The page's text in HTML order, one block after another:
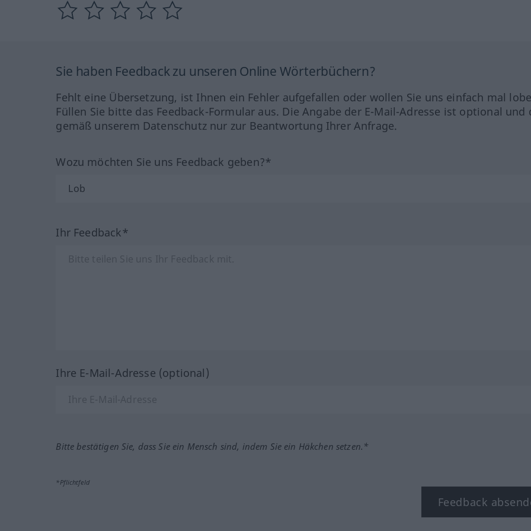
Sie haben Feedback zu unseren Online Wörterbüchern?
Fehlt eine Übersetzung, ist Ihnen ein Fehler aufgefallen oder wollen Sie uns einfach mal
Füllen Sie bitte das Feedback-Formular aus. Die Angabe der E-Mail-Adresse ist optional und
gemäß unserem Datenschutz nur zur Beantwortung Ihrer Anfrage.
Wozu möchten Sie uns Feedback geben?*
Ihr Feedback*
Ihre E-Mail-Adresse (optional)
Bitte bestätigen Sie, dass Sie ein Mensch sind, indem Sie ein Häkchen setzen.*
*Pflichtfeld
Feedback